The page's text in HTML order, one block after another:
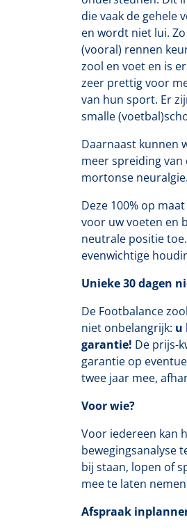
die vaak de gehele
en wordt niet lui.
(vooral) rennen
zool en voet en is
zeer prettig voor
van hun sport. Er
smalle
Daarnaast kunnen
meer spreiding
mortonse neuralgie.
Deze 100% op
voor uw voeten en
neutrale positie
evenwichtige
Unieke 30 dagen
De Footbalance
niet onbelangrijk: u
garantie! De prijs-
garantie op
twee jaar mee,
Voor wie?
Voor iedereen kan
bewegingsanalyse
bij staan, lopen of
mee te laten
Afspraak